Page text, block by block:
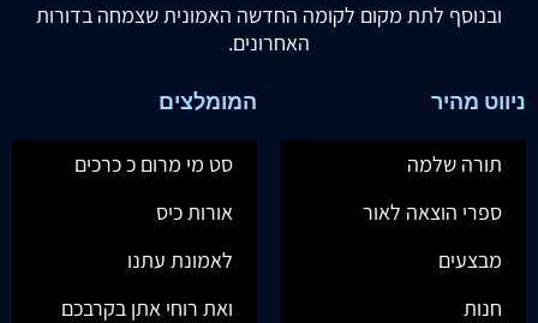
ובנוסף לתת מקום לקומה החדשה האמונית שצמחה בדורות
האחרונים.
ניווט מהיר
תורה שלמה
ספרי הוצאה לאור
מבצעים
חנות
המומלצים
סט מי מרום כ כרכים
אורות כיס
לאמונת עתנו
ואת רוחי אתן בקרבכם